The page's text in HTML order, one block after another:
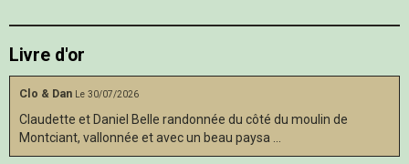
Livre d'or
Clo & Dan Le 30/07/2026
Claudette et Daniel Belle randonnée du côté du moulin de
Montciant, vallonnée et avec un beau paysa ...